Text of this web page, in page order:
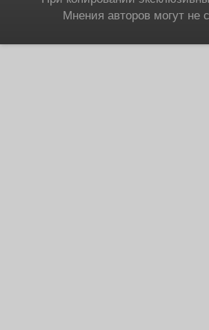
Мнения авторов могут не